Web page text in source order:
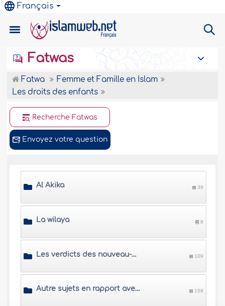
Français
Fatwas
Fatwa
Femme et Famille en Islam
Les droits des enfants
Recherche Fatwas
Envoyez votre question
Al Akika 39
La wilaya 8
Les verdicts des nouveau-nés 109
Autre sujets en rapport avec les enfants 158